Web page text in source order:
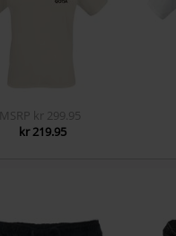
MSRP kr 299.95
kr 219.95